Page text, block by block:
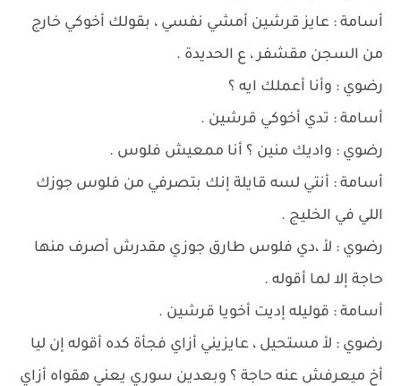
أسامة : عايز قرشين أمشي نفسي ، بقولك أخوكي خارج
من السجن مقشفر ، ع الحديدة .
رضوي : وأنا أعملك ايه ؟
أسامة : تدي أخوكي قرشين .
رضوي : واديك منين ؟ أنا ممعيش فلوس .
أسامة : أنتي لسه قايلة إنك بتصرفي من فلوس جوزك
اللي في الخليج .
رضوي : لأ ،دي فلوس طارق جوزي مقدرش أصرف منها
حاجة إلا لما أقوله .
أسامة : قوليله إديت أخويا قرشين .
رضوي : لأ مستحيل ، عايزيني أزاي فجأة كده أقوله إن ليا
أخ ميعرفش عنه حاجة ؟ وبعدين سوري يعني هقواه أزاي